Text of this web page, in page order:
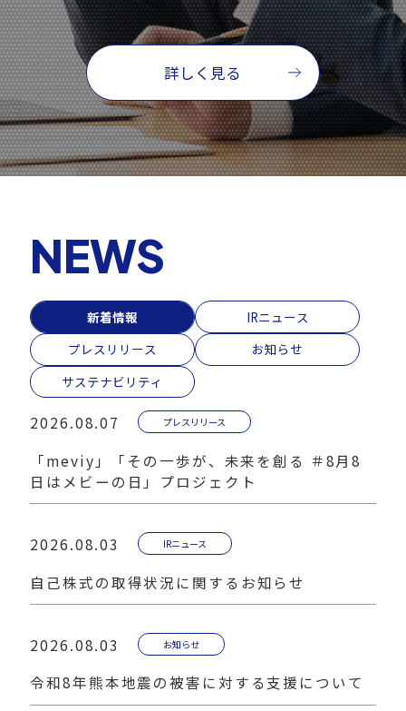
詳しく見る
NEWS
新着情報
IRニュース
プレスリリース
お知らせ
サステナビリティ
2026.08.07 プレスリリース
「meviy」「その一歩が、未来を創る ＃8月8
日はメビーの日」プロジェクト
2026.08.03 IRニュース
自己株式の取得状況に関するお知らせ
2026.08.03 お知らせ
令和8年熊本地震の被害に対する支援について